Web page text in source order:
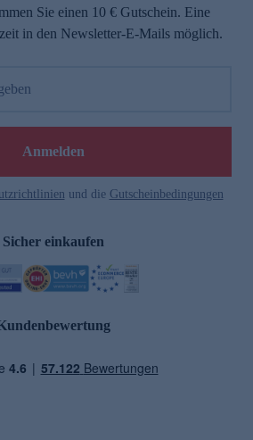
Sie einen 10 € Gutschein. Eine
in den Newsletter-E-Mails möglich.
Anmelden
und die Gutscheinbedingungen
Sicher einkaufen